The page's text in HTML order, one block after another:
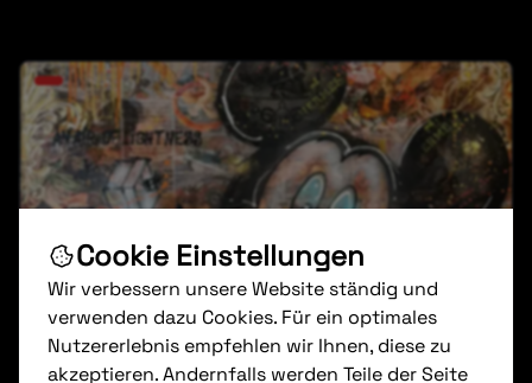
Cookie Einstellungen
Wir verbessern unsere Website ständig und
verwenden dazu Cookies. Für ein optimales
Nutzererlebnis empfehlen wir Ihnen, diese zu
akzeptieren. Andernfalls werden Teile der Seite